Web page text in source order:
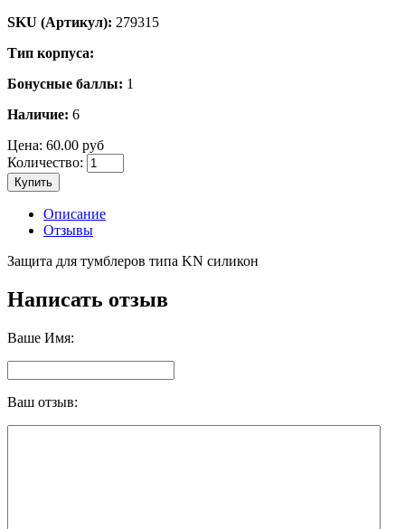
SKU (Артикул): 279315
Тип корпуса:
Бонусные баллы: 1
Наличие: 6
Цена: 60.00 руб
Количество:
Купить
Описание
Отзывы
Защита для тумблеров типа KN силикон
Написать отзыв
Ваше Имя:
Ваш отзыв: